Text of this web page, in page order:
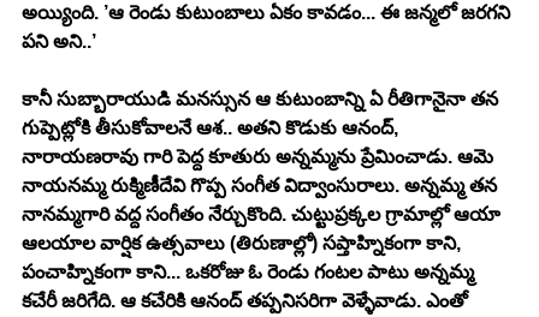
అయ్యింది. ’ఆ రెండు కుటుంబాలు ఏకం కావడం... ఈ జన్మలో జరగని
పని అని..’
కానీ సుబ్బారాయుడి మనస్సున ఆ కుటుంబాన్ని ఏ రీతిగానైనా తన
గుప్పెట్లోకి తీసుకోవాలనే ఆశ.. అతని కొడుకు ఆనంద్,
నారాయణరావు గారి పెద్ద కూతురు అన్నమ్మను ప్రేమించాడు. ఆమె
నాయనమ్మ రుక్మిణీదేవి గొప్ప సంగీత విద్వాంసురాలు. అన్నమ్మ తన
నానమ్మగారి వద్ద సంగీతం నేర్చుకొంది. చుట్టుప్రక్కల గ్రామాల్లో ఆయా
ఆలయాల వార్షిక ఉత్సవాలు (తిరుణాల్లో) సప్తాహ్నికంగా కాని,
పంచాహ్నికంగా కాని... ఒకరోజు ఓ రెండు గంటల పాటు అన్నమ్మ
కచేరీ జరిగేది. ఆ కచేరికి ఆనంద్ తప్పనిసరిగా వెళ్ళేవాడు. ఎంతో